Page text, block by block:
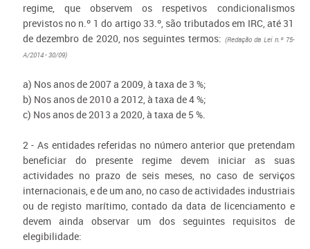
regime, que observem os respetivos condicionalismos
previstos no n.º 1 do artigo 33.º, são tributados em IRC, até 31
de dezembro de 2020, nos seguintes termos: (Redação da Lei n.º 75-
A/2014 - 30/09)
a) Nos anos de 2007 a 2009, à taxa de 3 %;
b) Nos anos de 2010 a 2012, à taxa de 4 %;
c) Nos anos de 2013 a 2020, à taxa de 5 %.
2 - As entidades referidas no número anterior que pretendam
beneficiar do presente regime devem iniciar as suas
actividades no prazo de seis meses, no caso de serviços
internacionais, e de um ano, no caso de actividades industriais
ou de registo marítimo, contado da data de licenciamento e
devem ainda observar um dos seguintes requisitos de
elegibilidade: